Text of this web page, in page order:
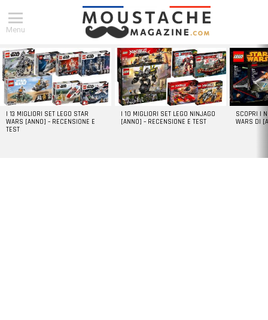
Menu
DERNIERS
ARTICLES
I 13 MIGLIORI SET LEGO STAR
WARS [ANNO] – RECENSIONE E
TEST
I 10 MIGLIORI SET LEGO NINJAGO
[ANNO] – RECENSIONE E TEST
SCOPRI I
WARS DI